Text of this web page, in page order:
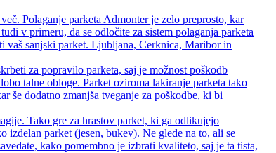
Polaganje parketa Admonter je zelo preprosto, kar
v primeru, da se odločite za sistem polaganja parketa
vaš sanjski parket. Ljubljana, Cerknica, Maribor in
za popravilo parketa, saj je možnost poškodb
talne obloge. Parket oziroma lakiranje parketa tako
še dodatno zmanjša tveganje za poškodbe, ki bi
Tako gre za hrastov parket, ki ga odlikujejo
izdelan parket (jesen, bukev). Ne glede na to, ali se
kako pomembno je izbrati kvaliteto, saj je ta tista,